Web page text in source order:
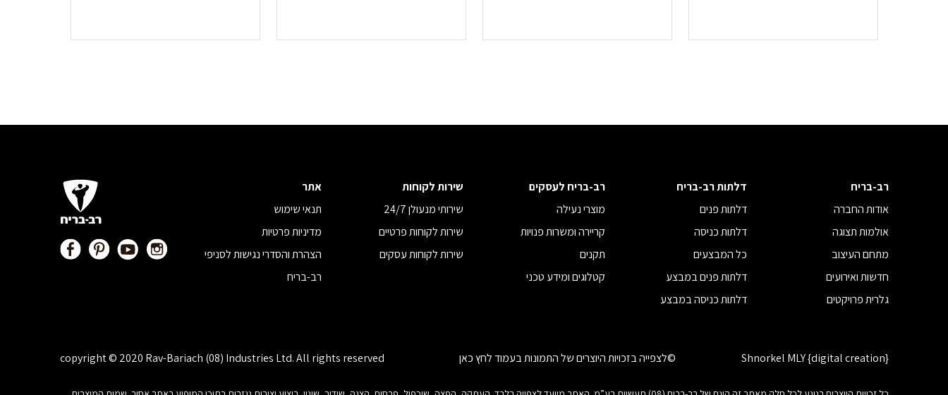
רב-בריח
אודות החברה
אולמות תצוגה
מתחם העיצוב
חדשות ואירועים
גלרית פרויקטים
דלתות רב-בריח
דלתות פנים
דלתות כניסה
כל המבצעים
דלתות פנים במבצע
דלתות כניסה במבצע
רב-בריח לעסקים
מוצרי נעילה
קריירה ומשרות פנויות
תקנים
קטלוגים ומידע טכני
שירות לקוחות
שירותי מנעולן 24/7
שירות לקוחות פרטיים
שירות לקוחות עסקים
אתר
תנאי שימוש
מדיניות פרטיות
הצהרת והסדרי נגישות לסניפי
רב-בריח
Shnorkel MLY {digital creation} ©לצפייה בזכויות היוצרים של התמונות בעמודלחץ כאן copyright © 2020 Rav-Bariach (08) Industries Ltd. All rights reserved